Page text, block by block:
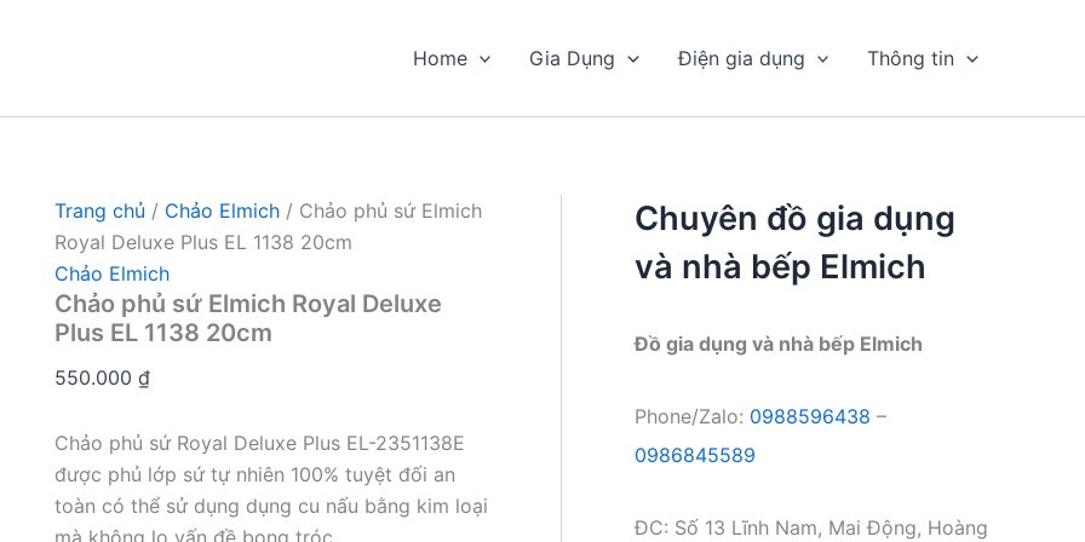
Home Gia Dụng Điện gia dụng Thông tin
Trang chủ / Chảo Elmich/ Chảo phủ sứ Elmich
Royal Deluxe Plus EL 1138 20cm
Chảo Elmich
Chảo phủ sứ Elmich Royal Deluxe
Plus EL 1138 20cm
550.000 ₫
Chảo phủ sứ Royal Deluxe Plus EL-2351138E
được phủ lớp sứ tự nhiên 100% tuyệt đối an
toàn có thể sử dụng dụng cu nấu bằng kim loại
mà không lo vấn đề bong tróc.
Chuyên đồ gia dụng
và nhà bếp Elmich
Đồ gia dụng và nhà bếp Elmich
Phone/Zalo: 0988596438 –
0986845589
ĐC: Số 13 Lĩnh Nam, Mai Động, Hoàng